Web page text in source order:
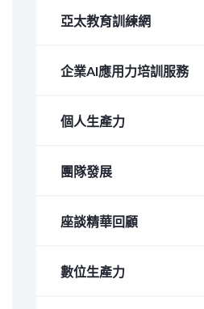
亞太教育訓練網
企業AI應用力培訓服務
個人生產力
團隊發展
座談精華回顧
數位生產力